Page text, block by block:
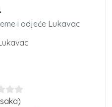
i odjeće Lukavac